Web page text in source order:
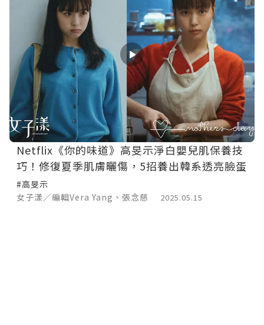
Netflix《你的味道》高旻示淨白嬰兒肌保養技
巧！修復夏季肌膚曬傷，5招養出韓系透亮臉蛋
#高旻示
女子漾／編輯Vera Yang、張念慈
2025.05.15